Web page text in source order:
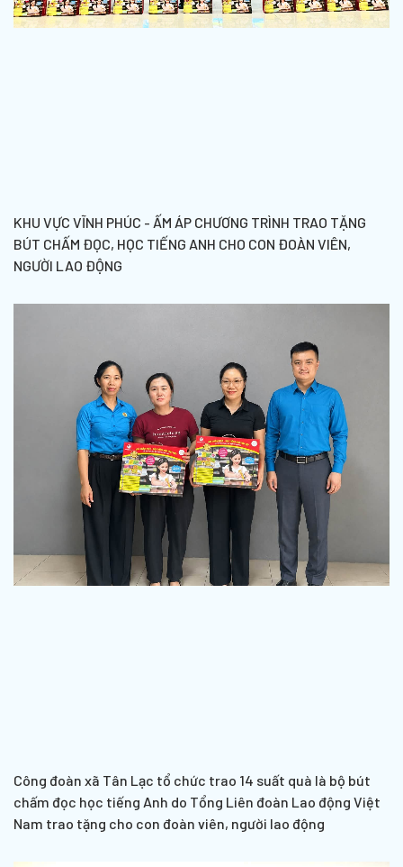
KHU VỰC VĨNH PHÚC - ẤM ÁP CHƯƠNG TRÌNH TRAO TẶNG
BÚT CHẤM ĐỌC, HỌC TIẾNG ANH CHO CON ĐOÀN VIÊN,
NGƯỜI LAO ĐỘNG
Công đoàn xã Tân Lạc tổ chức trao 14 suất quà là bộ bút
chấm đọc học tiếng Anh do Tổng Liên đoàn Lao động Việt
Nam trao tặng cho con đoàn viên, người lao động